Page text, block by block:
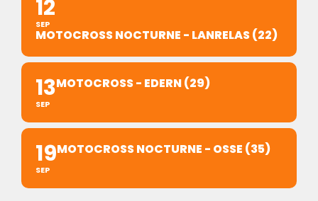
12
SEP
MOTOCROSS NOCTURNE - LANRELAS (22)
13
SEP
MOTOCROSS - EDERN (29)
19
SEP
MOTOCROSS NOCTURNE - OSSE (35)